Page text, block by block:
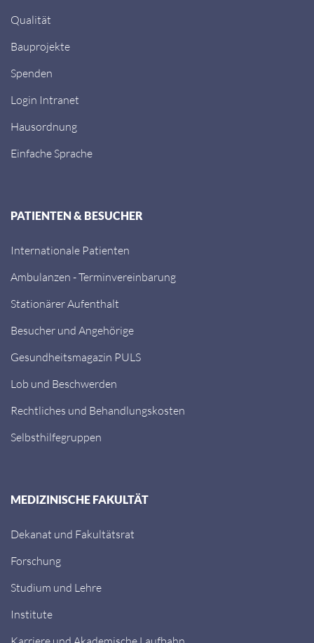
Qualität
Bauprojekte
Spenden
Login Intranet
Hausordnung
Einfache Sprache
PATIENTEN & BESUCHER
Internationale Patienten
Ambulanzen - Terminvereinbarung
Stationärer Aufenthalt
Besucher und Angehörige
Gesundheitsmagazin PULS
Lob und Beschwerden
Rechtliches und Behandlungskosten
Selbsthilfegruppen
MEDIZINISCHE FAKULTÄT
Dekanat und Fakultätsrat
Forschung
Studium und Lehre
Institute